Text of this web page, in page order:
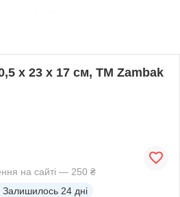
х 23 х 17 см, TM Zambak
на сайті — 250 ₴
Залишилось 24 дні